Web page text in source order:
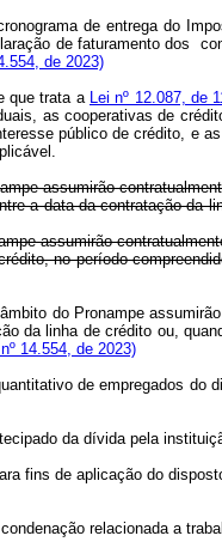
de entrega do
de faturamento dos
de 2023)
que trata a Lei nº 12.087, de
as cooperativas de
público de crédito, e
assumirão
a data da contratação da
assumirão
no período
do Pronampe
da linha de crédito ou,
14.554, de 2023)
de empregados
da dívida pela
fins de aplicação do
relacionada a